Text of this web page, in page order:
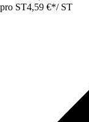
pro ST4,59 €*/ ST